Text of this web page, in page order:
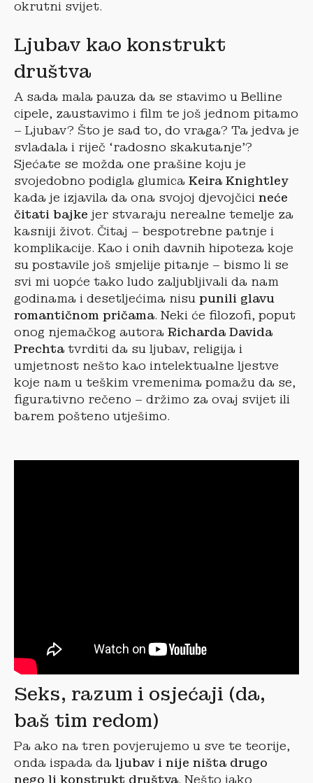
okrutni svijet.
Ljubav kao konstrukt
društva
A sada mala pauza da se stavimo u Belline
cipele, zaustavimo i film te još jednom pitamo
– Ljubav? Što je sad to, do vraga? Ta jedva je
svladala i riječ ‘radosno skakutanje’?
Sjećate se možda one prašine koju je
svojedobno podigla glumica Keira Knightley
kada je izjavila da ona svojoj djevojčici neće
čitati bajke jer stvaraju nerealne temelje za
kasniji život. Čitaj – bespotrebne patnje i
komplikacije. Kao i onih davnih hipoteza koje
su postavile još smjelije pitanje – bismo li se
svi mi uopće tako ludo zaljubljivali da nam
godinama i desetljećima nisu punili glavu
romantičnom pričama. Neki će filozofi, poput
onog njemačkog autora Richarda Davida
Prechta tvrditi da su ljubav, religija i
umjetnost nešto kao intelektualne ljestve
koje nam u teškim vremenima pomažu da se,
figurativno rečeno – držimo za ovaj svijet ili
barem pošteno utješimo.
Seks, razum i osjećaji (da,
baš tim redom)
Pa ako na tren povjerujemo u sve te teorije,
onda ispada da ljubav i nije ništa drugo
nego li konstrukt društva. Nešto jako